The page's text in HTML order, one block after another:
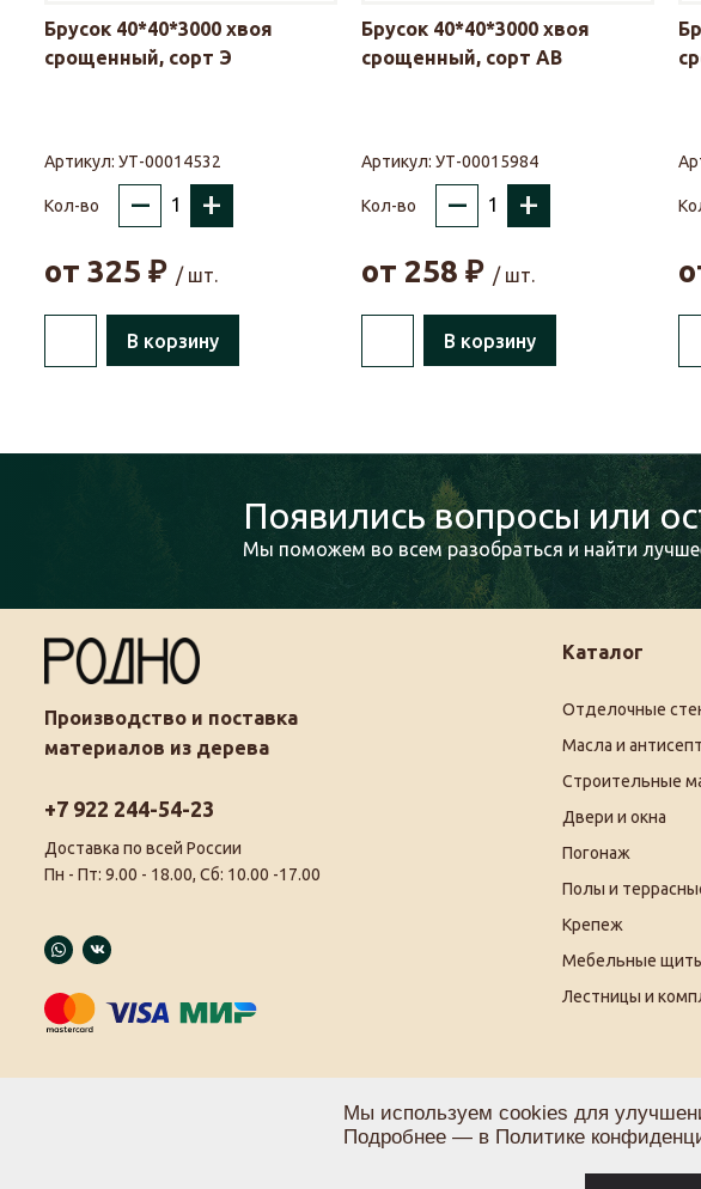
Брусок 40*40*3000 хвоя
срощенный, сорт Э
Артикул: УТ-00014532
Кол-во – +
от 325 ₽ / шт.
В корзину
Брусок 40*40*3000 хвоя
срощенный, сорт АВ
Артикул: УТ-00015984
Кол-во – +
от 258 ₽ / шт.
В корзину
Появились вопросы или
Мы поможем во всем разобраться и найти
Производство и поставка
материалов из дерева
+7 922 244-54-23
Доставка по всей России
Пн - Пт: 9.00 - 18.00, Сб: 10.00 -17.00
Каталог
Отделочные
Масла и
Строительные
Двери и окна
Погонаж
Полы и
Крепеж
Мебельные
Лестницы и
Мы используем cookies для
Подробнее — в Политике